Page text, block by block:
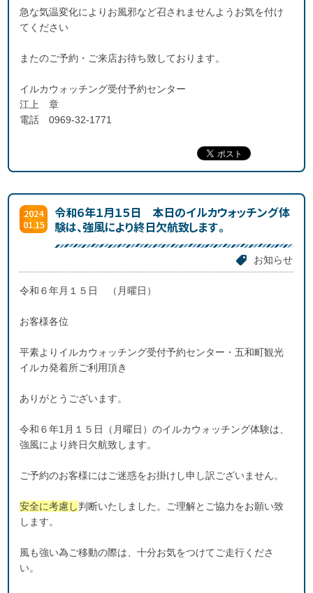
急な気温変化によりお風邪など召されませんようお気を付け
てください
またのご予約・ご来店お待ち致しております。
イルカウォッチング受付予約センター
江上 章
電話 0969-32-1771
2024
01.15
令和６年１月１５日 本日のイルカウォッチング体
験は、強風により終日欠航致します。
お知らせ
令和６年月１５日 （月曜日）
お客様各位
平素よりイルカウォッチング受付予約センター・五和町観光
イルカ発着所ご利用頂き
ありがとうございます。
令和６年1月１５日（月曜日）のイルカウォッチング体験は、
強風により終日欠航致します。
ご予約のお客様にはご迷惑をお掛けし申し訳ございません。
安全に考慮し判断いたしました。ご理解とご協力をお願い致
します。
風も強い為ご移動の際は、十分お気をつけてご走行くださ
い。